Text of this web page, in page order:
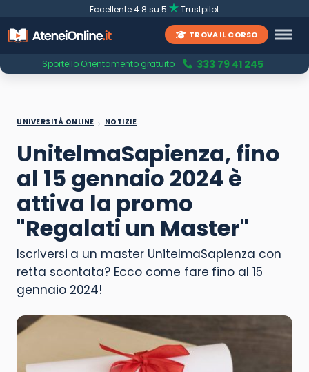
Eccellente 4.8 su 5 Trustpilot
TROVA IL CORSO
Sportello Orientamento gratuito 333 79 41 245
UNIVERSITÀ ONLINE NOTIZIE
UnitelmaSapienza, fino
al 15 gennaio 2024 è
attiva la promo
"Regalati un Master"
Iscriversi a un master UnitelmaSapienza con
retta scontata? Ecco come fare fino al 15
gennaio 2024!